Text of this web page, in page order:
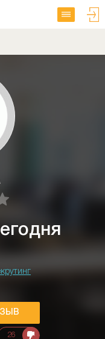
26